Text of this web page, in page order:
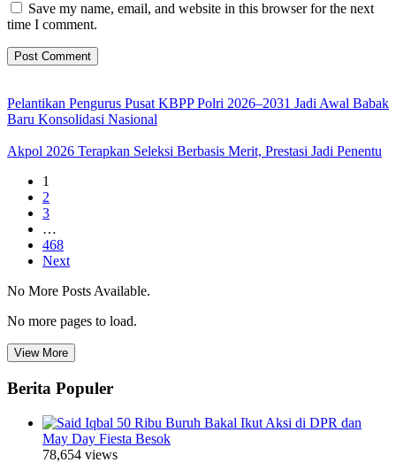
Save my name, email, and website in this browser for the next
time I comment.
Pelantikan Pengurus Pusat KBPP Polri 2026–2031 Jadi Awal Babak
Baru Konsolidasi Nasional
Akpol 2026 Terapkan Seleksi Berbasis Merit, Prestasi Jadi Penentu
1
2
3
…
468
Next
No More Posts Available.
No more pages to load.
View More
Berita Populer
50 Ribu Buruh Bakal Ikut Aksi di DPR dan
May Day Fiesta Besok
78,654 views